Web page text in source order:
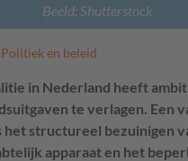
Beeld: Shutterstock
Politiek en beleid
in Nederland heeft
te verlagen. Een
het structureel bezuinigen
apparaat en het